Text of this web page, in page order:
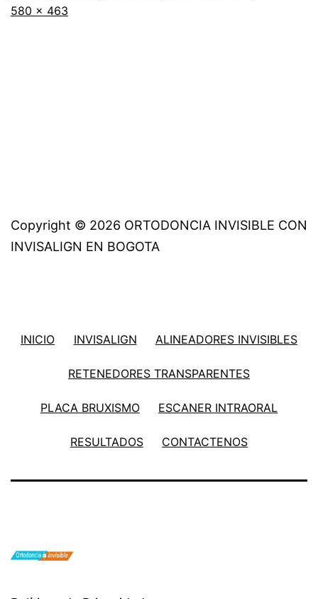
Tamaño
580 × 463
Copyright © 2026 ORTODONCIA INVISIBLE CON
INVISALIGN EN BOGOTA
INICIO INVISALIGN ALINEADORES INVISIBLES
RETENEDORES TRANSPARENTES
PLACA BRUXISMO ESCANER INTRAORAL
RESULTADOS CONTACTENOS